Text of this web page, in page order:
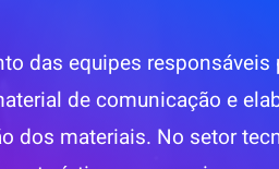
das equipes
de comunicação e
dos materiais. No setor